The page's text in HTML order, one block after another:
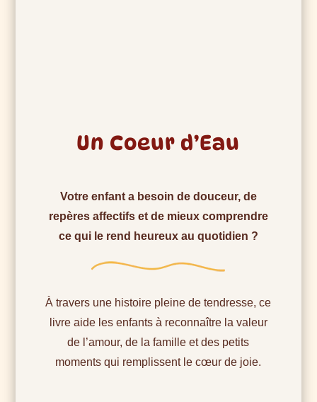
Un Coeur d’Eau
Votre enfant a besoin de douceur, de
repères affectifs et de mieux comprendre
ce qui le rend heureux au quotidien ?
À travers une histoire pleine de tendresse, ce
livre aide les enfants à reconnaître la valeur
de l’amour, de la famille et des petits
moments qui remplissent le cœur de joie.